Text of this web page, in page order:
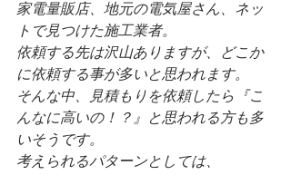
家電量販店、地元の電気屋さん、ネッ
トで見つけた施工業者。
依頼する先は沢山ありますが、どこか
に依頼する事が多いと思われます。
そんな中、見積もりを依頼したら『こ
んなに高いの！？』と思われる方も多
いそうです。
考えられるパターンとしては、